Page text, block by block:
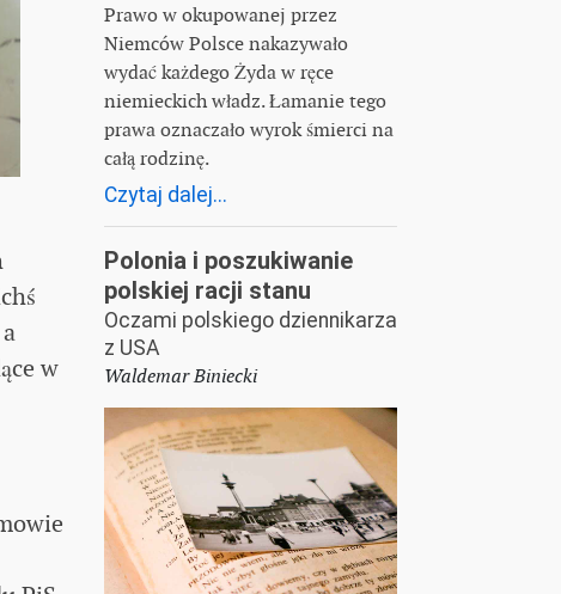
w
Prawo w okupowanej przez
Niemców Polsce nakazywało
wydać każdego Żyda w ręce
niemieckich władz. Łamanie tego
prawa oznaczało wyrok śmierci na
całą rodzinę.
Czytaj dalej...
Polonia i poszukiwanie
polskiej racji stanu
Oczami polskiego dziennikarza
z USA
Waldemar Biniecki